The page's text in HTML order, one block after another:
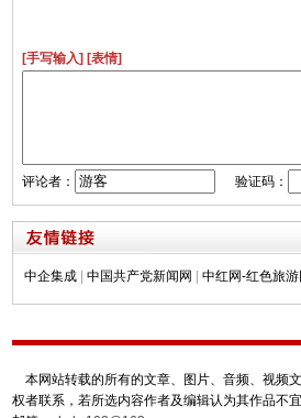
[手写输入] [表情]
评论者： 验证码：
中企集成 | 中国共产党新闻网 | 中红网-红色旅游
本网站转载的所有的文章、图片、音频、视频
权者联系，若所选内容作者及编辑认为其作品不